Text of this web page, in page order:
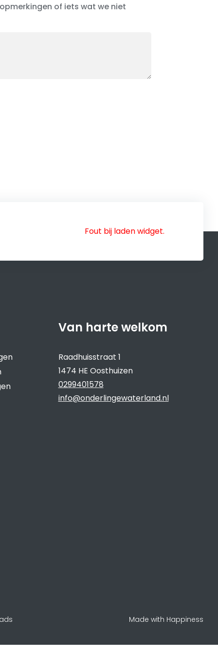
of iets wat we niet
Fout bij laden widget.
Van harte welkom
Raadhuisstraat 1
1474 HE Oosthuizen
0299401578
info@onderlingewaterland.nl
Made with Happiness